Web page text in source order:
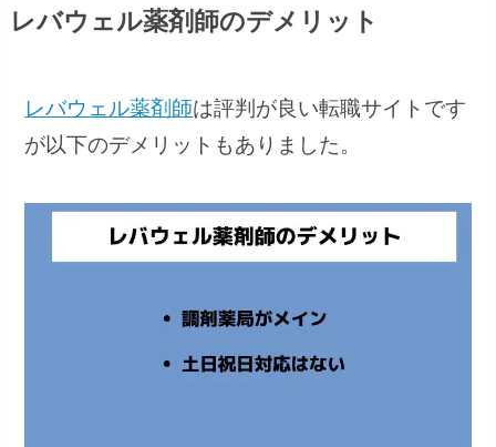
レバウェル薬剤師のデメリット
レバウェル薬剤師は評判が良い転職サイトです
が以下のデメリットもありました。